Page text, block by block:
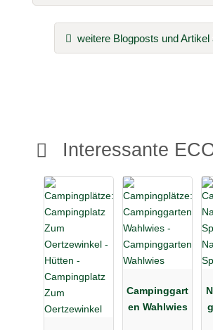
weitere Blogposts und Artikel
Interessante
Campinggart
en Wahlwies